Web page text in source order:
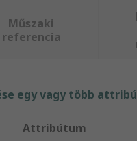
Műszaki
referencia
egy vagy több
Attribútum